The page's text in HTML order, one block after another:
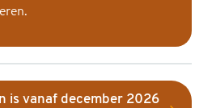
is vanaf december 2026